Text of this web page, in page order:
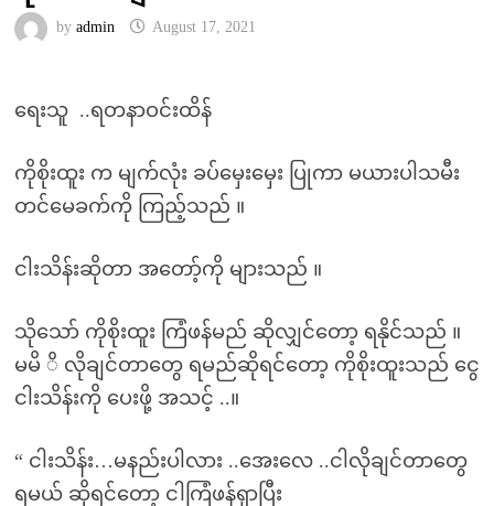
by admin August 17, 2021
ရေးသူ ..ရတနာဝင်းထိန်
ကိုစိုးထူး က မျက်လုံး ခပ်မှေးမှေး ပြုကာ မယားပါသမီး
တင်မေခက်ကို ကြည့်သည် ။
ငါးသိန်းဆိုတာ အတော့်ကို များသည် ။
သိုသော် ကိုစိုးထူး ကြံဖန်မည် ဆိုလျှင်တော့ ရနိုင်သည် ။
မမိ ိ လိုချင်တာတွေ ရမည်ဆိုရင်တော့ ကိုစိုးထူးသည် ငွေ
ငါးသိန်းကို ပေးဖို့ အသင့် ..။
“ ငါးသိန်း…မနည်းပါလား ..အေးလေ ..ငါလိုချင်တာတွေ
ရမယ် ဆိုရင်တော့ ငါကြံဖန်ရှာပြီး